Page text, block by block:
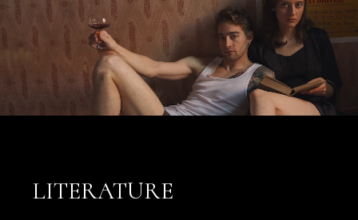
LITERATURE